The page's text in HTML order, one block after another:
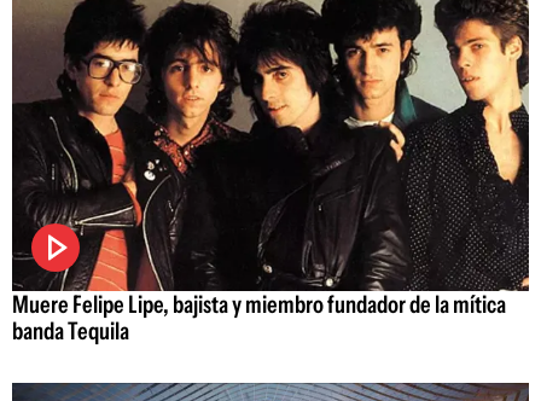
Muere Felipe Lipe, bajista y miembro fundador de la mítica
banda Tequila